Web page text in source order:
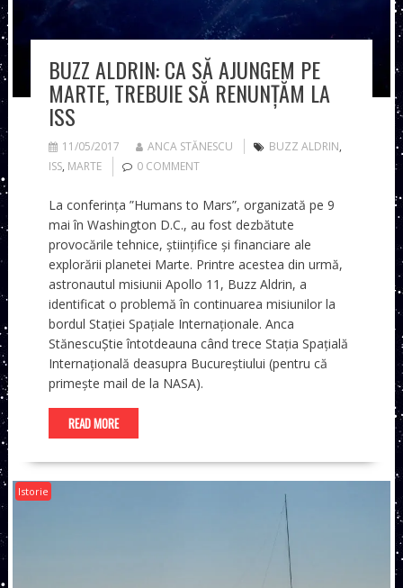
BUZZ ALDRIN: CA SĂ AJUNGEM PE
MARTE, TREBUIE SĂ RENUNȚĂM LA
ISS
11/05/2017 ANCA STĂNESCU BUZZ ALDRIN,
ISS, MARTE 0 COMMENT
La conferința ”Humans to Mars”, organizată pe 9
mai în Washington D.C., au fost dezbătute
provocările tehnice, științifice și financiare ale
explorării planetei Marte. Printre acestea din urmă,
astronautul misiunii Apollo 11, Buzz Aldrin, a
identificat o problemă în continuarea misiunilor la
bordul Stației Spațiale Internaționale. Anca
StănescuȘtie întotdeauna când trece Stația Spațială
Internațională deasupra Bucureștiului (pentru că
primește mail de la NASA).
READ MORE
Istorie